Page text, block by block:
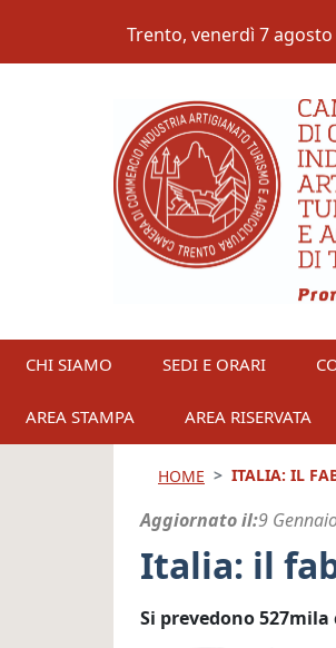
Trento, venerdì 7 agosto
CHI SIAMO SEDI E ORARI
AREA STAMPA AREA RISERVATA
HOME ITALIA: IL
Aggiornato il 9
Italia: il
Si prevedono